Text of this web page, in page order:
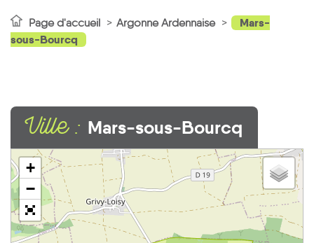
Page d'accueil Argonne Ardennaise
Mars-
sous-Bourcq
Ville : Mars-sous-Bourcq
+
−